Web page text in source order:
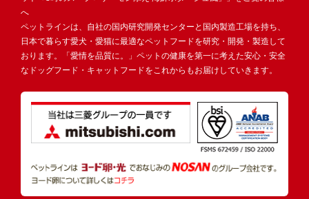
へ
ペットラインは、自社の国内研究開発センターと国内製造工場を持ち、
日本で暮らす愛犬・愛猫に最適なペットフードを研究・開発・製造して
おります。「愛情を品質に。」ペットの健康を第一に考えた安心・安全
なドッグフード・キャットフードをこれからもお届けしていきます。